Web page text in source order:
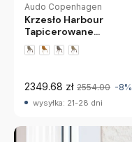
Audo Copenhagen
Krzesło Harbour
Tapicerowane
Naturalny Dąb Boucle
02 Audo
2349.68 zł 2554.00 -8%
wysyłka: 21-28 dni